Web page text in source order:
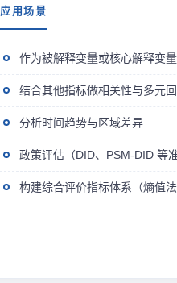
应用场景
作为被解释变量或核心解释变
结合其他指标做相关性与多元
分析时间趋势与区域差异
政策评估（DID、PSM-DID 等
构建综合评价指标体系（熵值法